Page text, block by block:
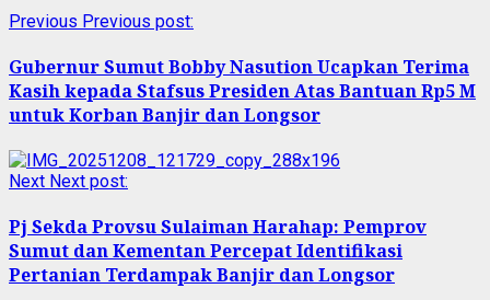
Previous Previous post:
Gubernur Sumut Bobby Nasution Ucapkan Terima
Kasih kepada Stafsus Presiden Atas Bantuan Rp5 M
untuk Korban Banjir dan Longsor
Next Next post:
Pj Sekda Provsu Sulaiman Harahap: Pemprov
Sumut dan Kementan Percepat Identifikasi
Pertanian Terdampak Banjir dan Longsor